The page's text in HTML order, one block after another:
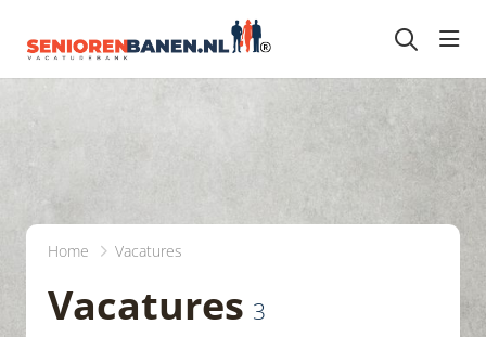
Home Vacatures
Vacatures 3